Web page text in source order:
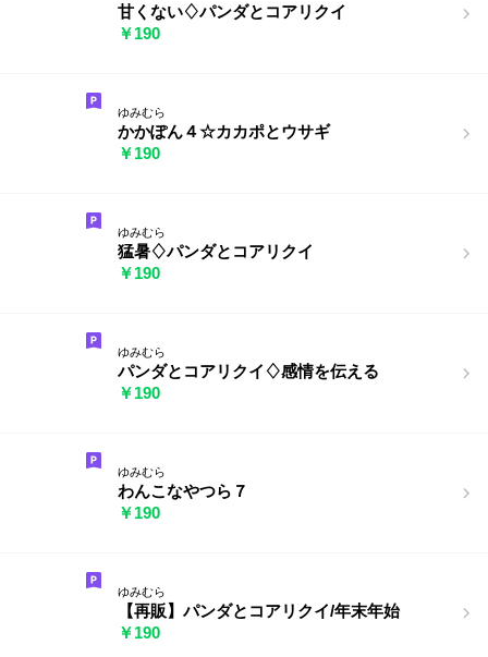
甘くない♢パンダとコアリクイ
￥190
ゆみむら
かかぽん４☆カカポとウサギ
￥190
ゆみむら
猛暑♢パンダとコアリクイ
￥190
ゆみむら
パンダとコアリクイ♢感情を伝える
￥190
ゆみむら
わんこなやつら７
￥190
ゆみむら
【再販】パンダとコアリクイ/年末年始
￥190